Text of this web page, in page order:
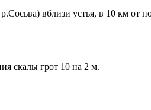
вблизи устья, в 10 км от
скалы грот 10 на 2 м.